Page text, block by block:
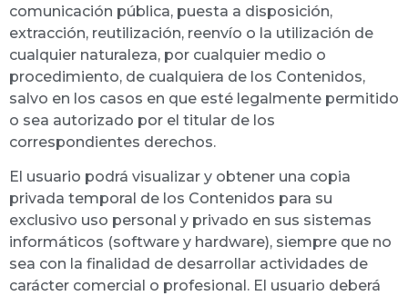
comunicación pública, puesta a disposición,
extracción, reutilización, reenvío o la utilización de
cualquier naturaleza, por cualquier medio o
procedimiento, de cualquiera de los Contenidos,
salvo en los casos en que esté legalmente permitido
o sea autorizado por el titular de los
correspondientes derechos.
El usuario podrá visualizar y obtener una copia
privada temporal de los Contenidos para su
exclusivo uso personal y privado en sus sistemas
informáticos (software y hardware), siempre que no
sea con la finalidad de desarrollar actividades de
carácter comercial o profesional. El usuario deberá